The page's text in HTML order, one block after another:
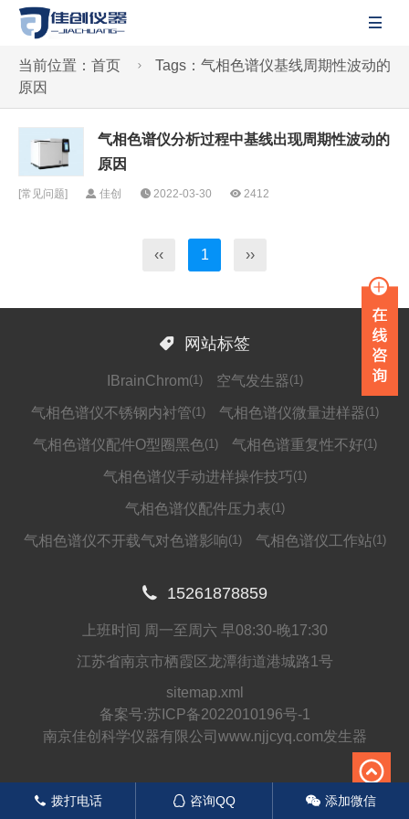

当前位置： 首页 
Tags：气相色谱仪基线周期性波动的
原因
气相色谱仪分析过程中基线出现周期性波动的
原因
[常见问题] 佳创 2022-03-30 2412
‹‹ 1 ››
 网站标签
IBrainChrom(1) 空气发生器(1)
气相色谱仪不锈钢内衬管(1) 气相色谱仪微量进样器(1)
气相色谱仪配件O型圈黑色(1) 气相色谱重复性不好(1)
气相色谱仪手动进样操作技巧(1)
气相色谱仪配件压力表(1)
气相色谱仪不开载气对色谱影响(1) 气相色谱仪工作站(1)
 15261878859
上班时间 周一至周六 早08:30-晚17:30
江苏省南京市栖霞区龙潭街道港城路1号
sitemap.xml
备案号:苏ICP备2022010196号-1
南京佳创科学仪器有限公司www.njjcyq.com发生器
󦁁 拨打电话 󦊱 咨询QQ 󦘑 添加微信